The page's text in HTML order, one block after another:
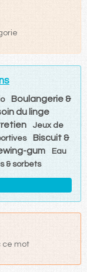
Boulangerie &
du linge
Jeux de
Biscuit &
gum
Eau
& sorbets
ce mot